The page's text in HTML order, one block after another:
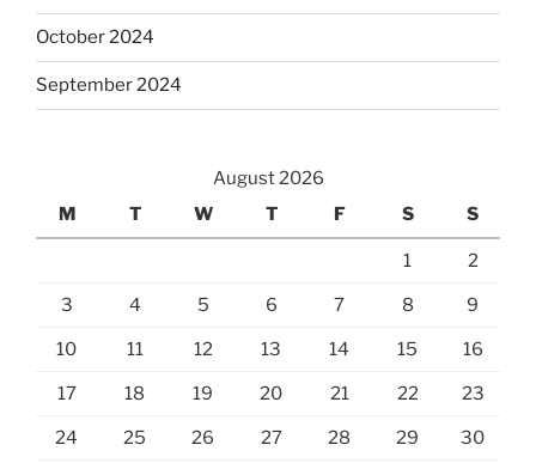
October 2024
September 2024
August 2026
M
T W T F S S
1 2
3 4 5 6 7 8 9
10 11 12 13 14 15 16
17 18 19 20 21 22 23
24 25 26 27 28 29 30